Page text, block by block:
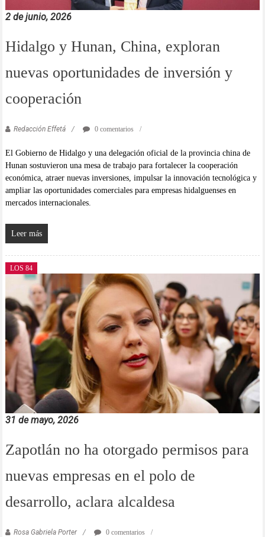
2 de junio, 2026
Hidalgo y Hunan, China, exploran
nuevas oportunidades de inversión y
cooperación
Redacción Effetá 0 comentarios
El Gobierno de Hidalgo y una delegación oficial de la provincia china de
Hunan sostuvieron una mesa de trabajo para fortalecer la cooperación
económica, atraer nuevas inversiones, impulsar la innovación tecnológica y
ampliar las oportunidades comerciales para empresas hidalguenses en
mercados internacionales.
Leer más
LOS 84
31 de mayo, 2026
Zapotlán no ha otorgado permisos para
nuevas empresas en el polo de
desarrollo, aclara alcaldesa
Rosa Gabriela Porter 0 comentarios